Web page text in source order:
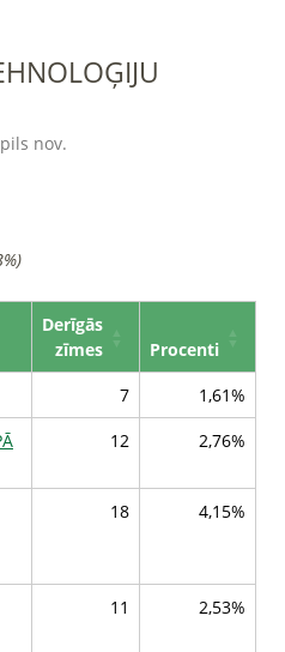
nov.
Derīgās
zīmes
Procenti
7
1,61%
12 2,76%
18 4,15%
11 2,53%